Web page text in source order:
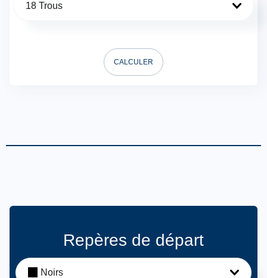
18 Trous
CALCULER
Repères de départ
Noirs